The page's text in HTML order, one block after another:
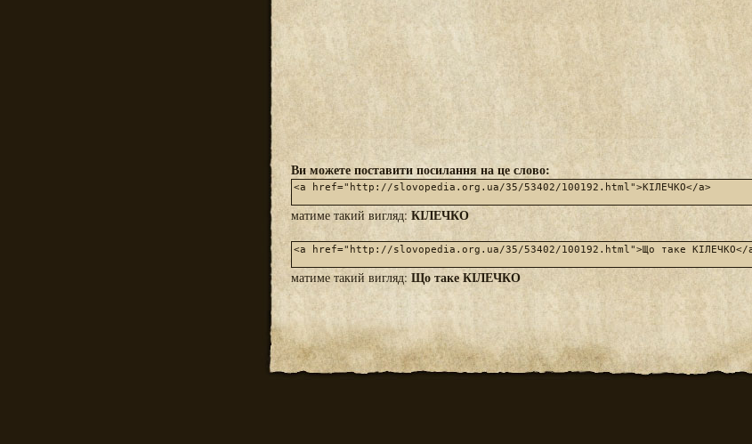
Ви можете поставити посилання на це слово:
матиме такий вигляд: КІЛЕЧКО
матиме такий вигляд: Що таке КІЛЕЧКО